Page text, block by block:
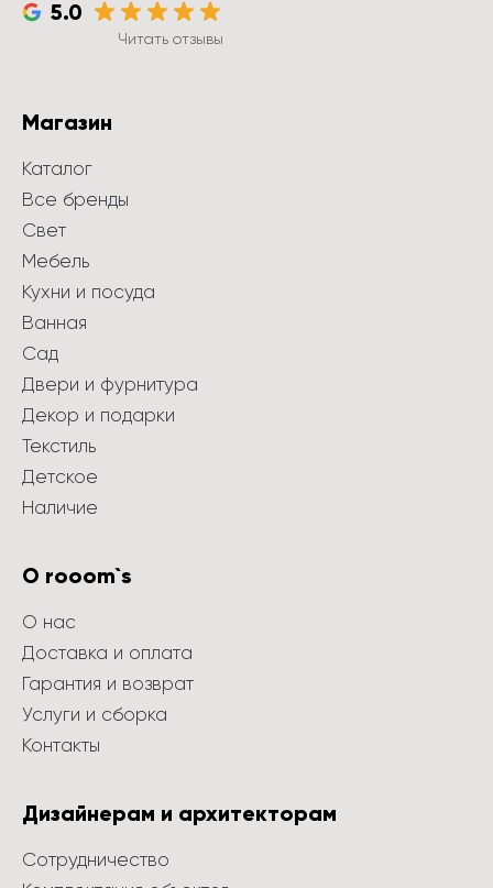
5.0
Читать отзывы
Магазин
Каталог
Все бренды
Свет
Мебель
Кухни и посуда
Ванная
Сад
Двери и фурнитура
Декор и подарки
Текстиль
Детское
Наличие
О rooom`s
О нас
Доставка и оплата
Гарантия и возврат
Услуги и сборка
Контакты
Дизайнерам и архитекторам
Сотрудничество